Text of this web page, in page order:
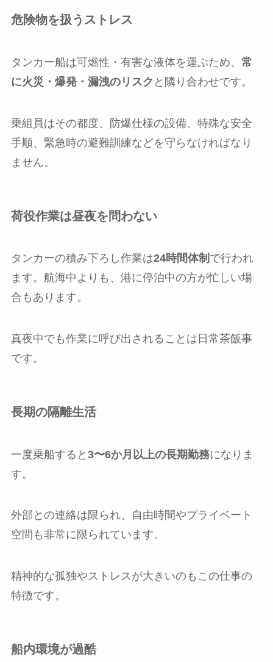
危険物を扱うストレス
タンカー船は可燃性・有害な液体を運ぶため、 常
に火災・爆発・漏洩のリスク と隣り合わせです。
乗組員はその都度、防爆仕様の設備、特殊な安全
手順、緊急時の避難訓練などを守らなければなり
ません。
荷役作業は昼夜を問わない
タンカーの積み下ろし作業は24時間体制 で行われ
ます。航海中よりも、港に停泊中の方が忙しい場
合もあります。
真夜中でも作業に呼び出されることは日常茶飯事
です。
長期の隔離生活
一度乗船すると 3〜6か月以上の長期勤務になりま
す。
外部との連絡は限られ、自由時間やプライベート
空間も非常に限られています。
精神的な孤独やストレスが大きいのもこの仕事の
特徴です。
船内環境が過酷